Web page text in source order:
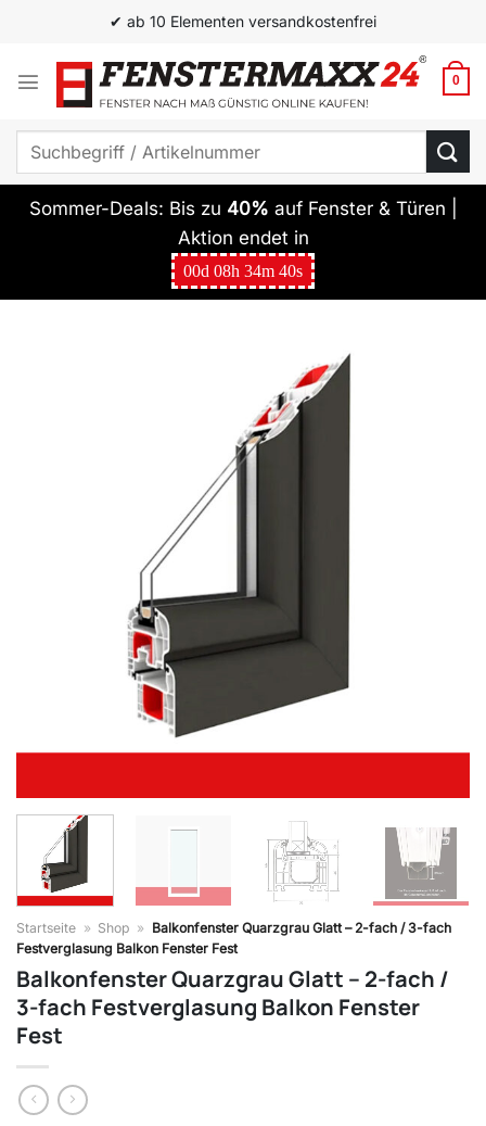
springen
✔ ab 10 Elementen versandkostenfrei
0
Suchen
Sommer-Deals: Bis zu 40% auf Fenster & Türen |
Aktion endet in
00d 08h 34m 39s
Startseite » Shop » Balkonfenster Quarzgrau Glatt – 2-fach / 3-fach
Festverglasung Balkon Fenster Fest
Balkonfenster Quarzgrau Glatt – 2-fach /
3-fach Festverglasung Balkon Fenster
Fest